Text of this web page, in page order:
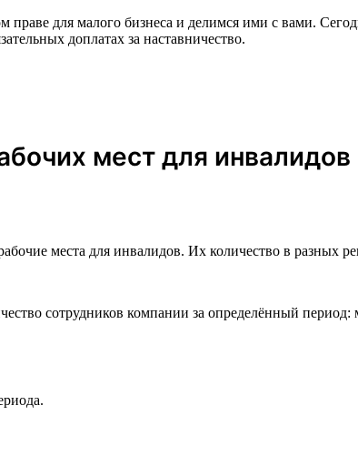
для малого бизнеса и делимся ими с вами.
доплатах за наставничество.
мест для инвалидов
места для инвалидов. Их количество в разных
сотрудников компании за определённый период: